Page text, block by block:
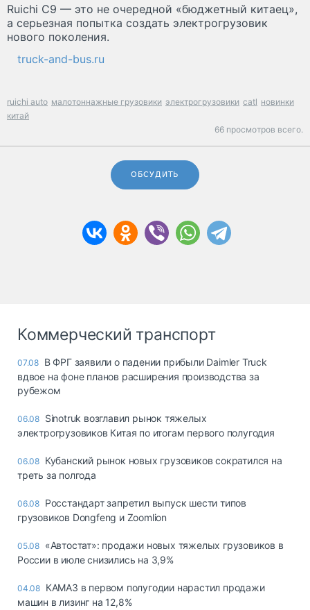
Ruichi C9 — это не очередной «бюджетный китаец»,
а серьезная попытка создать электрогрузовик
нового поколения.
truck-and-bus.ru
ruichi auto малотоннажные грузовики электрогрузовики catl новинки
китай
66 просмотров всего.
ОБСУДИТЬ
Коммерческий транспорт
07.08 В ФРГ заявили о падении прибыли Daimler Truck
вдвое на фоне планов расширения производства за
рубежом
06.08 Sinotruk возглавил рынок тяжелых
электрогрузовиков Китая по итогам первого полугодия
06.08 Кубанский рынок новых грузовиков сократился на
треть за полгода
06.08 Росстандарт запретил выпуск шести типов
грузовиков Dongfeng и Zoomlion
05.08 «Автостат»: продажи новых тяжелых грузовиков в
России в июле снизились на 3,9%
04.08 КАМАЗ в первом полугодии нарастил продажи
машин в лизинг на 12,8%